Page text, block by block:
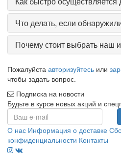
Что делать, если
Почему стоит выбрать наш
Пожалуйста авторизуйтесь или
чтобы задать вопрос.
Подписка на новости
Будьте в курсе новых акций и
О нас Информация о доставке
конфиденциальности Контакты